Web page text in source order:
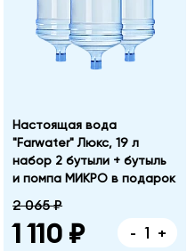
Настоящая вода
"Farwater" Люкс, 19 л
набор 2 бутыли + бутыль
и помпа МИКРО в подарок
2 065 ₽
1 110 ₽ - +